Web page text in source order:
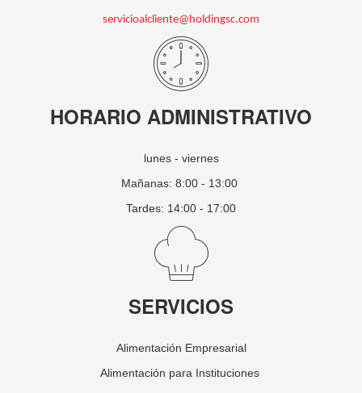
servicioalcliente@holdingsc.com
HORARIO ADMINISTRATIVO
lunes - viernes
Mañanas: 8:00 - 13:00
Tardes: 14:00 - 17:00
SERVICIOS
Alimentación Empresarial
Alimentación para Instituciones